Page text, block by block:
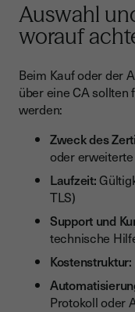
Auswahl
worauf
Beim Kauf oder der
über eine CA
werden:
Zweck des
oder erweiterte
Laufzeit:
TLS)
Support und
technische
Kostenstruktur:
Protokoll oder